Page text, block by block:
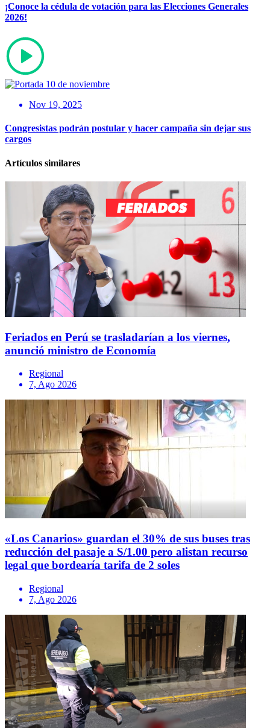
¡Conoce la cédula de votación para las Elecciones Generales
2026!
Nov 19, 2025
Congresistas podrán postular y hacer campaña sin dejar sus
cargos
Artículos similares
Feriados en Perú se trasladarían a los viernes,
anunció ministro de Economía
Regional
7, Ago 2026
«Los Canarios» guardan el 30% de sus buses tras
reducción del pasaje a S/1.00 pero alistan recurso
legal que bordearía tarifa de 2 soles
Regional
7, Ago 2026